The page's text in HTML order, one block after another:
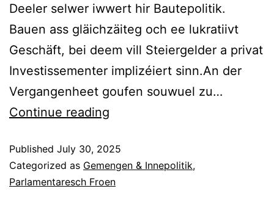
Deeler selwer iwwert hir Bautepolitik.
Bauen ass gläichzäiteg och ee lukratiivt
Geschäft, bei deem vill Steiergelder a privat
Investissementer implizéiert sinn.An der
Vergangenheet goufen souwuel zu…
Continue reading
Published July 30, 2025
Categorized as Gemengen & Innepolitik,
Parlamentaresch Froen